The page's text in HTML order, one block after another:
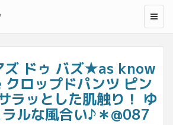
ズ ドゥ バズ★as know
ロップドパンツ ピン
ラッとした肌触り！ ゆ
ルな風合い♪＊@087